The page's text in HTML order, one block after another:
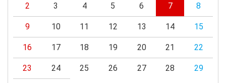
2 3 4 5 6 7 8
9 10 11 12 13 14 15
16 17 18 19 20 21 22
23 24 25 26 27 28 29